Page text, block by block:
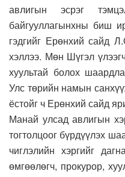
авлигын эсрэг
байгууллагынхны биш
гэдгийг Ерөнхий сайд
хэллээ. Мөн Шүгэл
хуультай болох
Улс төрийн намын
ёстойг ч Ерөнхий сайд
Манай улсад авлигын
тогтолцоог бүрдүүлэх
чиглэлийн хэргийг
өмгөөлөгч, прокурор,